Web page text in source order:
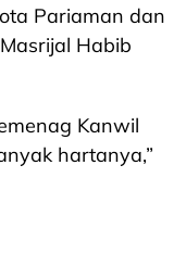
Pariaman dan
Habib
Kanwil
hartanya,”